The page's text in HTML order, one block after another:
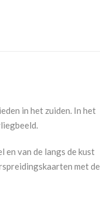
in het zuiden. In het
en van de langs de kust
met de